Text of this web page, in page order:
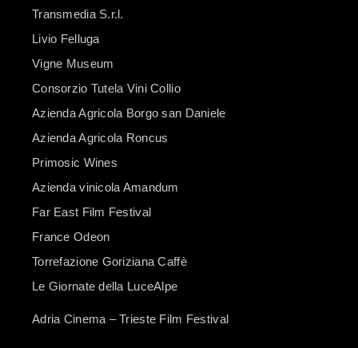
Transmedia S.r.l.
Livio Felluga
Vigne Museum
Consorzio Tutela Vini Collio
Azienda Agricola Borgo san Daniele
Azienda Agricola Roncus
Primosic Wines
Azienda vinicola Amandum
Far East Film Festival
France Odeon
Torrefazione Goriziana Caffè
Le Giornate della LuceAlpe
Adria Cinema – Trieste Film Festival